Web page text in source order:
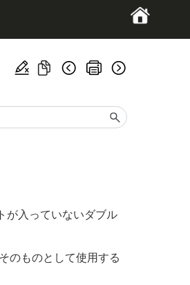
が入っていないダブル
のものとして使用する